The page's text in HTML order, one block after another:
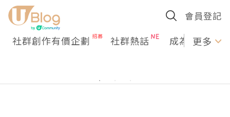
會員登記
社群創作有價企劃 社群熱話 成為U更多